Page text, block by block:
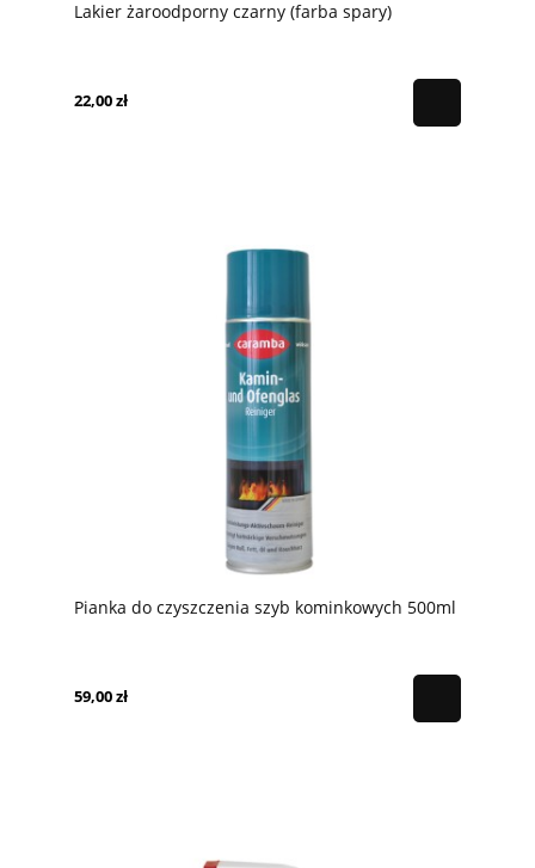
Lakier żaroodporny czarny (farba spary)
22,00 zł
Pianka do czyszczenia szyb kominkowych 500ml
59,00 zł